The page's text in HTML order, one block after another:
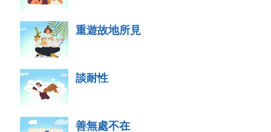
重遊故地所見
談耐性
善無處不在